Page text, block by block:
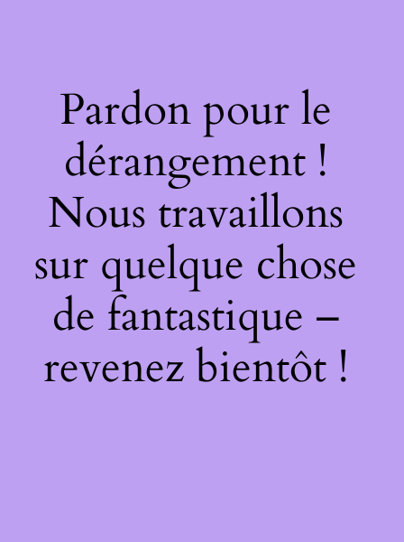
Pardon pour le
dérangement !
Nous travaillons
sur quelque chose
de fantastique –
revenez bientôt !